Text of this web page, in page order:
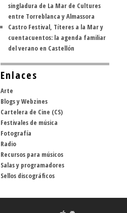
singladura de La Mar de Cultures
entre Torreblanca y Almassora
Castro Festival, Títeres a la Mar y
cuentacuentos: la agenda familiar
del verano en Castellón
Enlaces
Arte
Blogs y Webzines
Cartelera de Cine (CS)
Festivales de música
Fotografía
Radio
Recursos para músicos
Salas y programadores
Sellos discográficos